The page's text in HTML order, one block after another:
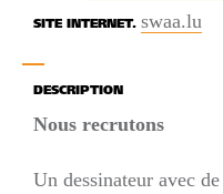
SITE INTERNET. swaa.lu
DESCRIPTION
Nous recrutons
Un dessinateur avec